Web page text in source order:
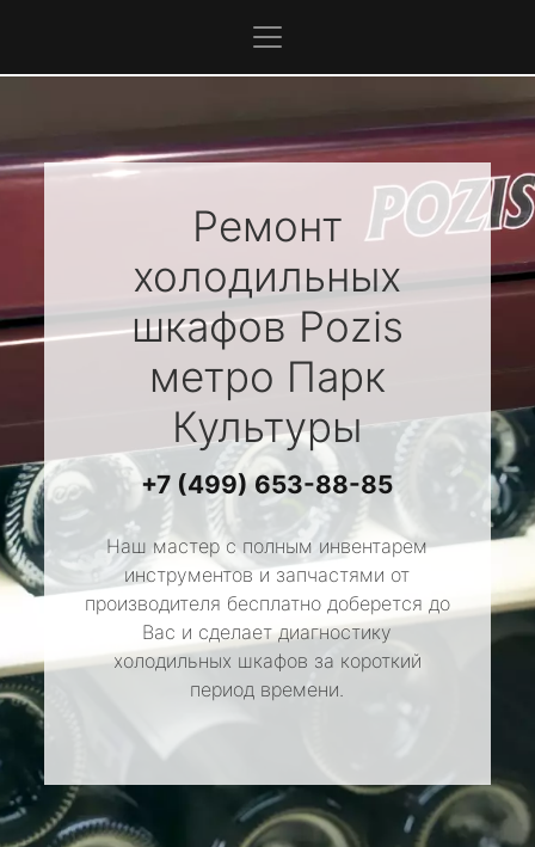
Ремонт
холодильных
шкафовPozis
метро Парк
Культуры
+7 (499) 653-88-85
Наш мастер с полным инвентарем
инструментов и запчастями от
производителя бесплатно доберется до
Вас и сделает диагностику
холодильных шкафов за короткий
период времени.